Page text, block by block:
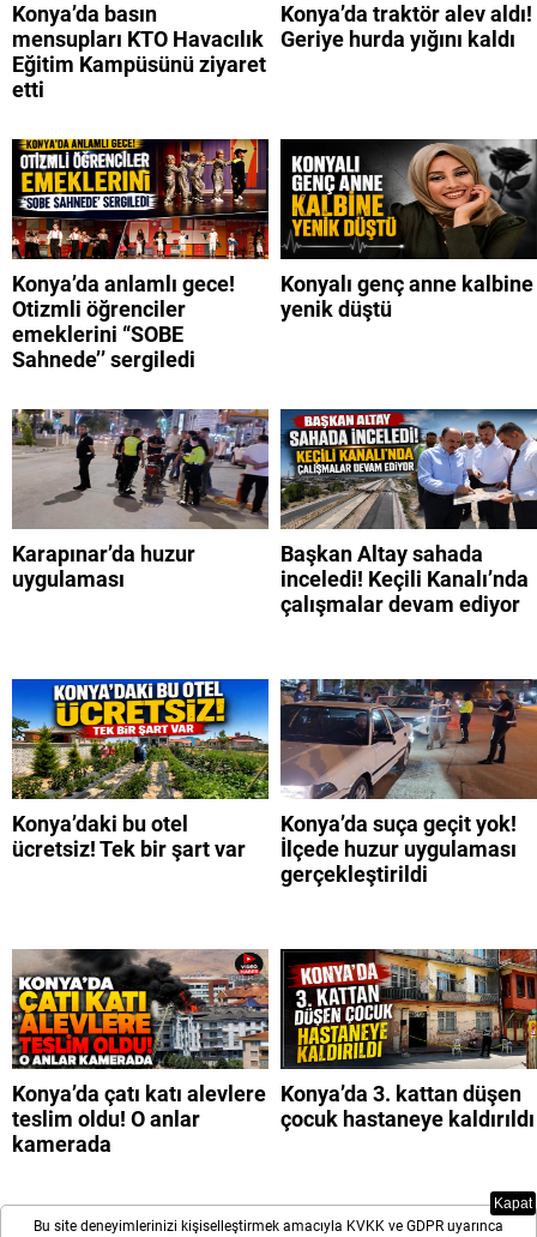
Konya’da basın
mensupları KTO Havacılık
Eğitim Kampüsünü ziyaret
etti
Konya’da traktör alev aldı!
Geriye hurda yığını kaldı
Konya’da anlamlı gece!
Otizmli öğrenciler
emeklerini “SOBE
Sahnede’’ sergiledi
Konyalı genç anne kalbine
yenik düştü
Karapınar’da huzur
uygulaması
Başkan Altay sahada
inceledi! Keçili Kanalı’nda
çalışmalar devam ediyor
Konya’daki bu otel
ücretsiz! Tek bir şart var
Konya’da suça geçit yok!
İlçede huzur uygulaması
gerçekleştirildi
Konya’da çatı katı alevlere
teslim oldu! O anlar
kamerada
Konya’da 3. kattan düşen
çocuk hastaneye kaldırıldı
Bu site deneyimlerinizi kişiselleştirmek amacıyla KVKK ve GDPR uyarınca
Kapat